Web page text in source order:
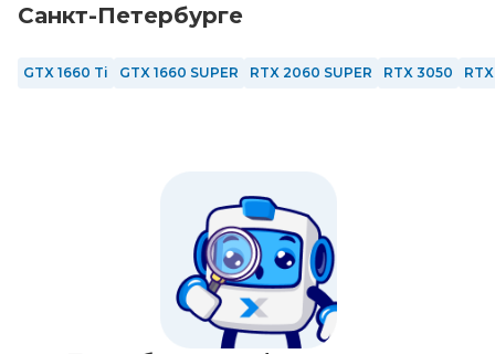
Санкт-Петербургe
GTX 1660 Ti GTX 1660 SUPER RTX 2060 SUPER RTX 3050